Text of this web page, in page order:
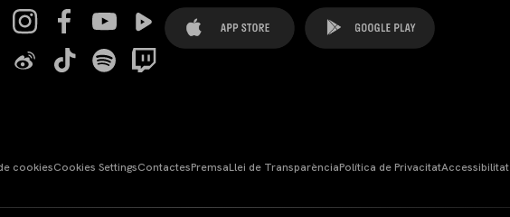
cookiesCookies SettingsContactesPremsaLlei de TransparènciaPolítica de PrivacitatAccessibilitat